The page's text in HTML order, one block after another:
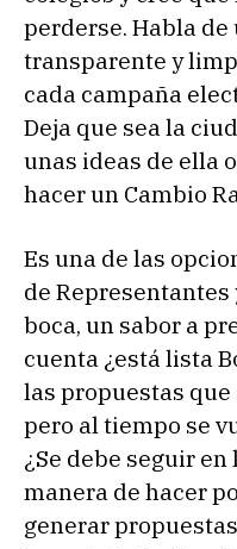
perderse. Habla
transparente y
cada campaña
Deja que sea la
unas ideas de ella
hacer un Cambio
Es una de las
de Representantes
boca, un sabor a
cuenta ¿está lista
las propuestas
pero al tiempo se
¿Se debe seguir
manera de hacer
generar